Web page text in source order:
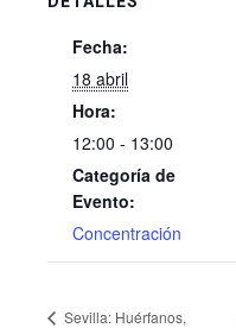
Fecha:
18 abril
Hora:
12:00 - 13:00
Categoría de
Evento:
Concentración
Sevilla: Huérfanos,